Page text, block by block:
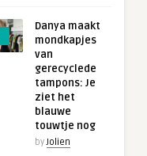
Danya maakt
mondkapjes
van
gerecyclede
tampons: Je
ziet het
blauwe
touwtje nog
byJolien